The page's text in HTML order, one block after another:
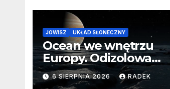
JOWISZ UKŁAD SŁONECZNY
Ocean we wnętrzu
Europy. Odizolowani
przez lodową
barierę
6 SIERPNIA 2026 RADEK